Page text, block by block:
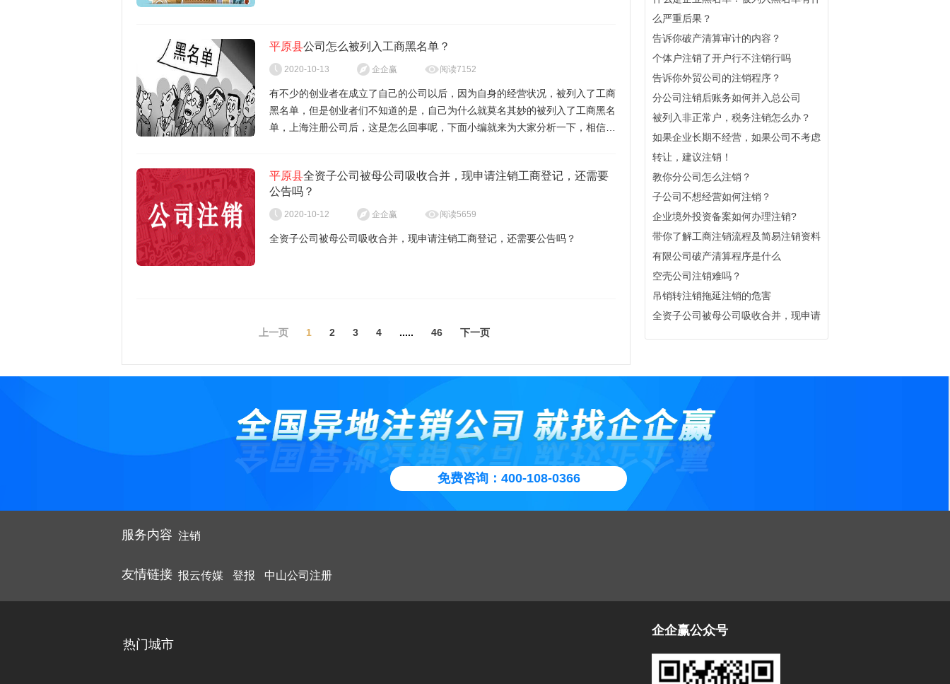
3、通知债权人申报债权
4、提出清算方案
1、社保局：核查是不是有未缴清社保费用，后面注销公司社保账户
3、报纸媒体：企业需自行登报公示，宣告企业即将注销
4、工商局：申请企业注销登记，注销公司执照
（三）处理与清算有关的公司未了结的业务；
（四）清缴所欠税款以及清算过程中产生的税款；
（五）清理债权、债务；
（七）代表公司参与民事诉讼活动三、清算组应当自成立之日起十日内通知债权
人，并于六十日内在报纸上公告。债权人应当自接到通知书之日起三十日内，未
案，并报股东会、股东大会或者人民法院确认。
所欠税款，清偿公司债务后的剩余财产，有限责任公司按照股东的出资比例分
前款规定清偿前，不得分配给股东。
五、清算组在清理公司财产、编制资产负债表和财产清单后，发现公司财产不足
清偿债务的，应当依法向人民法院申请宣告破产。
公司经人民法院裁定宣告破产后，清算组应当将清算事务移交给人民法院。
六、公司清算结束后，清算组应当制作清算报告，报股东会、股东大会或者人民
2、中方投资的构成自有资金金额
3、境内投资主体(上海公司)近一个月财务报表；
4、境内投资主体(上海公司)股东会决议1份：
5、境外企业中英文名称、设立方式、经营范围、所属行业、注册资本(中方占股
份比例、外方占股份比例)、注册地址等信息，
9、向个人贷款需提供个人的身份证复印件和个人近一个月银行水单；
10、加盖公章申请表格：
注意事项：
平原县公司怎么被列入工商黑名单？
2020-10-13 企企赢 阅读7152
有不少的创业者在成立了自己的公司以后，因为自身的经营状况，被列入了工商
黑名单，但是创业者们不知道的是，自己为什么就莫名其妙的被列入了工商黑名
单，上海注册公司后，这是怎么回事呢，下面小编就来为大家分析一下，相信能
1.企业没有按照规定每年的七月之前做好年度公示，因为现在的规定是，一家企
业要在第二年做好上一年度的年度公示，公司的经营情况主要经营哪些业务，如
2.企业年度公示中有弄虚作假的情况，就会直接被列入工商黑名单的，只要被查
这家公司。
业，很多都是因为不注意到这几项，所以才造成被列入了经营异常名录，所以这
平原县全资子公司被母公司吸收合并，现申请注销工商登记，还需要
公告吗？
2020-10-12 企企赢 阅读5659
全资子公司被母公司吸收合并，现申请注销工商登记，还需要公告吗？
母公司对全资子公司的吸收合并，就是相当于把全资子公司注销后，其所有资
均转入母公司(其中负债的转移需依法经过通知、公告债权人的程序)，然后再把
持子公司生产经营活动的连续性，而不受到一般企业“在清算期间不得开展与清
算无关的生产经营活动”的限制。 非全资子公司因为还存在其他股东，所以先要
收购少数股权变为单一股东持股的全资子公司后才能进行吸收合并操作。也可以
约定由子公司少数股东以其持有的子公司少数股权换取母公司增发的股权，但在
具体操作中也是分为两步： 第一步是换股，子公司变为全资子公司，少数股东
变为母公司的股东 第二步是母公司吸收合并已成为全资子公司的子公司。 而如
果是控股有限公司的两个全资子公司之间吸收合并，根据企业管理的相关规定，
1、《企业设立登记申请书》《企业设立登记申请表》、《投资者名录》、《企
业负责人登记表》、《企业经营场所证明》等表格
2、《名称预先核准申请书》及《企业名称预先核准通知书》
4、总公司拨款证明
印件
上一页 1 2 3 4 ..... 46 下一页
么严重后果？
告诉你破产清算审计的内容？
个体户注销了开户行不注销行吗
告诉你外贸公司的注销程序？
分公司注销后账务如何并入总公司
被列入非正常户，税务注销怎么办？
如果企业长期不经营，如果公司不考虑
转让，建议注销！
教你分公司怎么注销？
子公司不想经营如何注销？
企业境外投资备案如何办理注销?
带你了解工商注销流程及简易注销资料
有限公司破产清算程序是什么
空壳公司注销难吗？
吊销转注销拖延注销的危害
全资子公司被母公司吸收合并，现申请
公司营业执照被吊销和注销营业执照的
区别
公司不注销危害
中国及海外影视公司注销
公司怎么被列入工商黑名单？
如果企业长期不经营，如果公司不考虑
教你分公司怎么注销？
免费咨询：400-108-0366
服务内容 注销
友情链接 报云传媒 登报 中山公司注册
热门城市
企企赢公众号